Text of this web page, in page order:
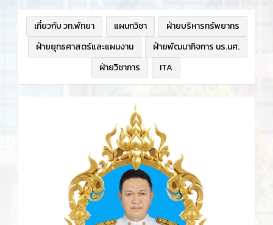
เกี่ยวกับ วท.พัทยา แผนกวิชา
ฝ่ายบริหารทรัพยากร
ฝ่ายยุทธศาสตร์และแผนงาน
ฝ่ายพัฒนากิจการ นร.นศ.
ฝ่ายวิชาการ
ITA